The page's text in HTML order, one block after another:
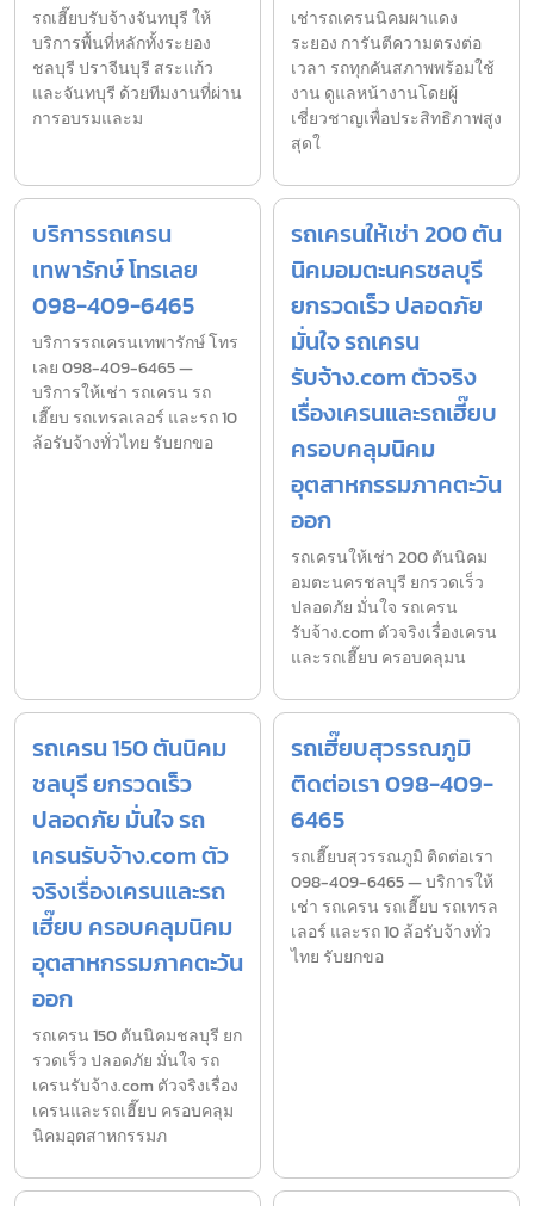
รถเฮี๊ยบรับจ้างจันทบุรี ให้
บริการพื้นที่หลักทั้งระยอง
ชลบุรี ปราจีนบุรี สระแก้ว
และจันทบุรี ด้วยทีมงานที่ผ่าน
การอบรมและม
เช่ารถเครนนิคมผาแดง
ระยอง การันตีความตรงต่อ
เวลา รถทุกคันสภาพพร้อมใช้
งาน ดูแลหน้างานโดยผู้
เชี่ยวชาญเพื่อประสิทธิภาพสูง
สุดใ
บริการรถเครน
เทพารักษ์ โทรเลย
098-409-6465
บริการรถเครนเทพารักษ์ โทร
เลย 098-409-6465 —
บริการให้เช่า รถเครน รถ
เฮี๊ยบ รถเทรลเลอร์ และรถ 10
ล้อรับจ้างทั่วไทย รับยกขอ
รถเครนให้เช่า 200 ตัน
นิคมอมตะนครชลบุรี
ยกรวดเร็ว ปลอดภัย
มั่นใจ รถเครน
รับจ้าง.com ตัวจริง
เรื่องเครนและรถเฮี๊ยบ
ครอบคลุมนิคม
อุตสาหกรรมภาคตะวัน
ออก
รถเครนให้เช่า 200 ตันนิคม
อมตะนครชลบุรี ยกรวดเร็ว
ปลอดภัย มั่นใจ รถเครน
รับจ้าง.com ตัวจริงเรื่องเครน
และรถเฮี๊ยบ ครอบคลุมน
รถเครน 150 ตันนิคม
ชลบุรี ยกรวดเร็ว
ปลอดภัย มั่นใจ รถ
เครนรับจ้าง.com ตัว
จริงเรื่องเครนและรถ
เฮี๊ยบ ครอบคลุมนิคม
อุตสาหกรรมภาคตะวัน
ออก
รถเครน 150 ตันนิคมชลบุรี ยก
รวดเร็ว ปลอดภัย มั่นใจ รถ
เครนรับจ้าง.com ตัวจริงเรื่อง
เครนและรถเฮี๊ยบ ครอบคลุม
นิคมอุตสาหกรรมภ
รถเฮี๊ยบสุวรรณภูมิ
ติดต่อเรา 098-409-
6465
รถเฮี๊ยบสุวรรณภูมิ ติดต่อเรา
098-409-6465 — บริการให้
เช่า รถเครน รถเฮี๊ยบ รถเทรล
เลอร์ และรถ 10 ล้อรับจ้างทั่ว
ไทย รับยกขอ